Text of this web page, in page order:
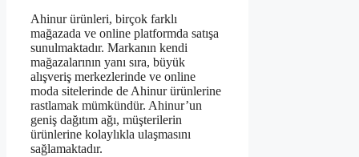
Ahinur ürünleri, birçok farklı
mağazada ve online platformda satışa
sunulmaktadır. Markanın kendi
mağazalarının yanı sıra, büyük
alışveriş merkezlerinde ve online
moda sitelerinde de Ahinur ürünlerine
rastlamak mümkündür. Ahinur’un
geniş dağıtım ağı, müşterilerin
ürünlerine kolaylıkla ulaşmasını
sağlamaktadır.